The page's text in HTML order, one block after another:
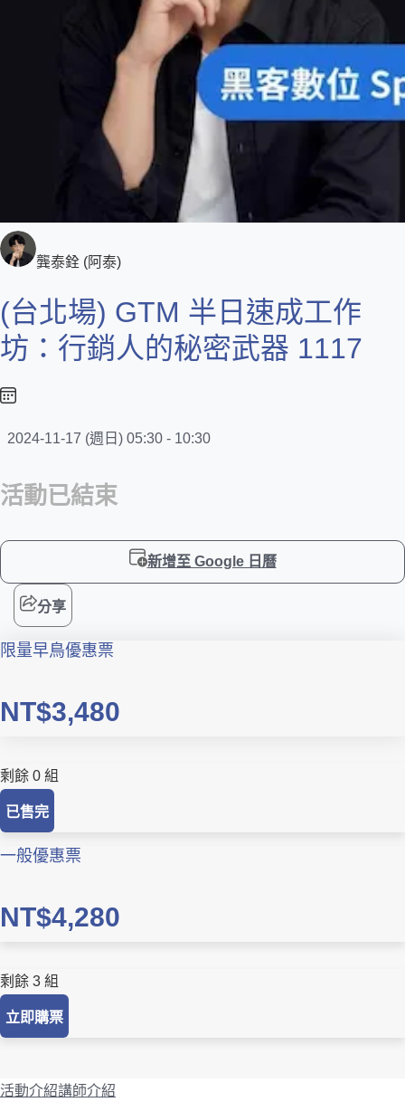
龔泰銓 (阿泰)
(台北場) GTM 半日速成工作
坊：行銷人的秘密武器 1117
2024-11-17 (週日) 05:30 - 10:30
活動已結束
新增至 Google 日曆
分享
限量早鳥優惠票
NT$3,480
剩餘 0 組
已售完
一般優惠票
NT$4,280
剩餘 3 組
立即購票
活動介紹講師介紹